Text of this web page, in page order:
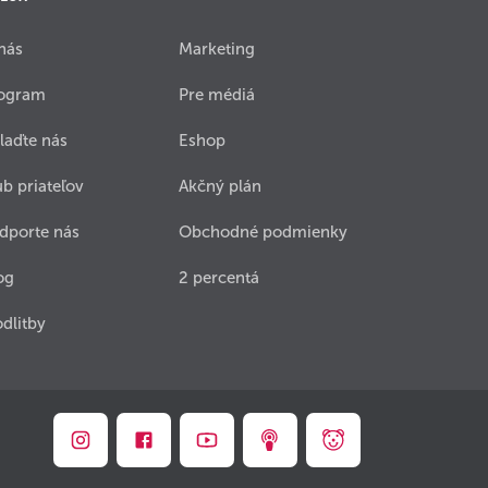
nás
priateľov
nás
Marketing
Pre médiá
Eshop
Akčný plán
Obchodné podmienky
2 percentá